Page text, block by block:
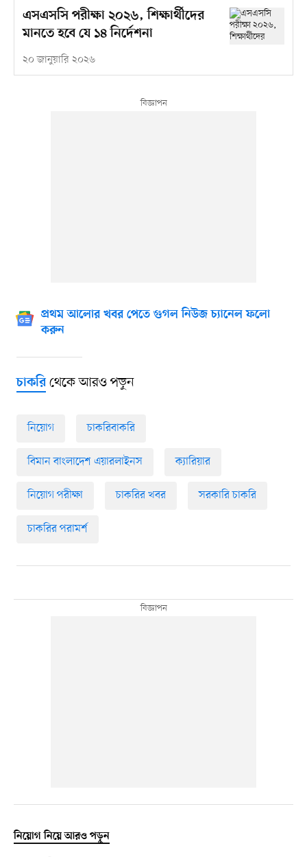
এসএসসি পরীক্ষা ২০২৬, শিক্ষার্থীদের
মানতে হবে যে ১৪ নির্দেশনা
২০ জানুয়ারি ২০২৬
প্রথম আলোর খবর পেতে গুগল নিউজ চ্যানেল ফলো
করুন
চাকরিথেকে আরও পড়ুন
নিয়োগ চাকরিবাকরি
বিমান বাংলাদেশ এয়ারলাইনস ক্যারিয়ার
নিয়োগ পরীক্ষা চাকরির খবর সরকারি চাকরি
চাকরির পরামর্শ
নিয়োগ নিয়ে আরও পড়ুন